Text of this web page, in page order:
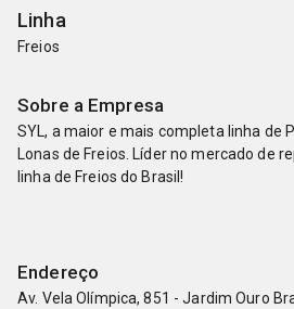
Linha
Freios
Sobre a Empresa
SYL, a maior e mais completa linha de
Lonas de Freios. Líder no mercado de
linha de Freios do Brasil!
Endereço
Av. Vela Olímpica, 851 - Jardim Ouro